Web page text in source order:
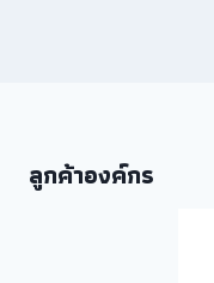
ลูกค้าองค์กร